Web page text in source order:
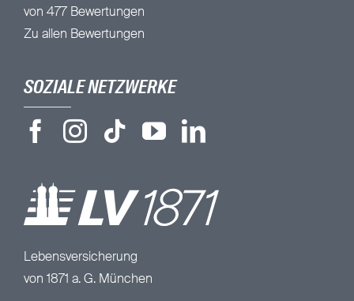
von 477 Bewertungen
Zu allen Bewertungen
SOZIALE NETZWERKE
Lebensversicherung
von 1871 a. G. München